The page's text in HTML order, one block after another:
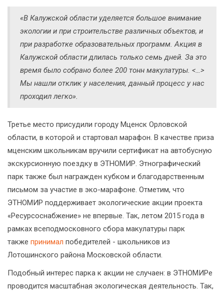
«В Калужской области уделяется большое внимание
экологии и при строительстве различных объектов, и
при разработке образовательных программ. Акция в
Калужской области длилась только семь дней. За это
время было собрано более 200 тонн макулатуры. <…>
Мы нашли отклик у населения, данный процесс у нас
проходил легко».
Третье место присудили городу Мценск Орловской
области, в которой и стартовал марафон. В качестве приза
мценским школьникам вручили сертификат на автобусную
экскурсионную поездку в ЭТНОМИР. Этнографический
парк также был награжден кубком и благодарственным
письмом за участие в эко-марафоне. Отметим, что
ЭТНОМИР поддерживает экологические акции проекта
«Ресурсоснабжение» не впервые. Так, летом 2015 года в
рамках всеподмосковного сбора макулатуры парк
также принимал победителей - школьников из
Лотошинского района Московской области.
Подобный интерес парка к акции не случаен: в ЭТНОМИРе
проводится масштабная экологическая деятельность. Так,